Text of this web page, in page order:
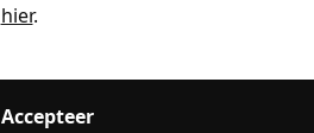
hier.
Accepteer